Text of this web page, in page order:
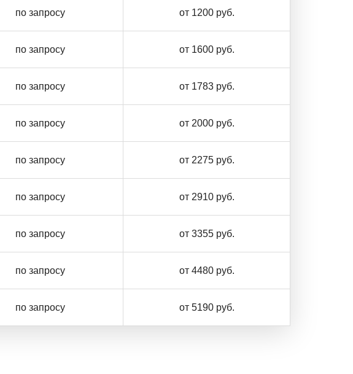
по запросу от 1200 руб.
по запросу от 1600 руб.
по запросу от 1783 руб.
по запросу от 2000 руб.
по запросу от 2275 руб.
по запросу от 2910 руб.
по запросу от 3355 руб.
по запросу от 4480 руб.
по запросу от 5190 руб.